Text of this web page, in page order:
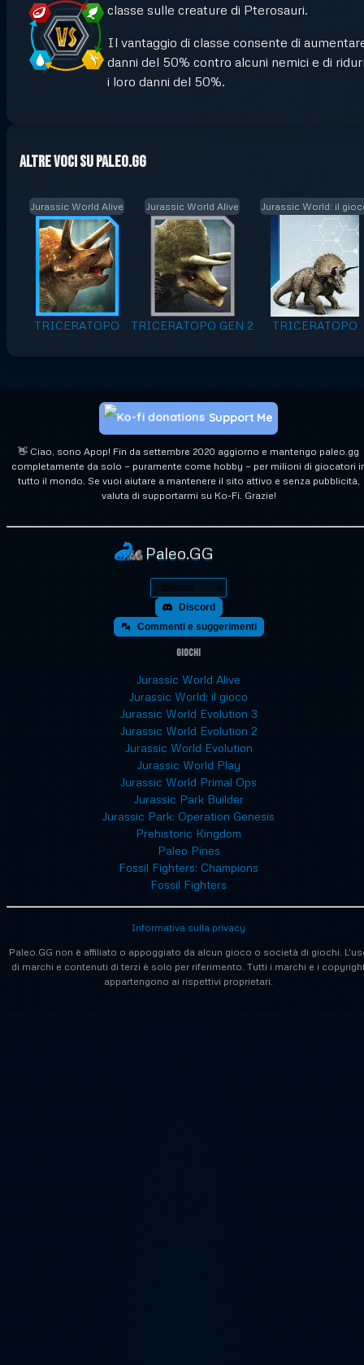
classe sulle creature di Pterosauri.
Il vantaggio di classe consente di
danni del 50% contro alcuni nemici e di
i loro danni del 50%.
Altre voci su Paleo.GG
Jurassic World Alive
TRICERATOPO
Jurassic World Alive
TRICERATOPO GEN 2
Jurassic World: il
TRICERATOPO
👋 Ciao, sono Apop! Fin da settembre 2020 aggiorno e mantengo paleo.gg
completamente da solo — puramente come hobby — per milioni di giocatori
tutto il mondo. Se vuoi aiutare a mantenere il sito attivo e senza pubblicità,
valuta di supportarmi su Ko-Fi. Grazie!
Support Me
Paleo.GG
Discord
Commenti e suggerimenti
Giochi
Jurassic World Alive
Jurassic World: il gioco
Jurassic World Evolution 3
Jurassic World Evolution 2
Jurassic World Evolution
Jurassic World Play
Jurassic World Primal Ops
Jurassic Park Builder
Jurassic Park: Operation Genesis
Prehistoric Kingdom
Paleo Pines
Fossil Fighters: Champions
Fossil Fighters
Paleo.GG non è affiliato o appoggiato da alcun gioco o società di giochi.
di marchi e contenuti di terzi è solo per riferimento. Tutti i marchi e i
appartengono ai rispettivi proprietari.
Informativa sulla privacy